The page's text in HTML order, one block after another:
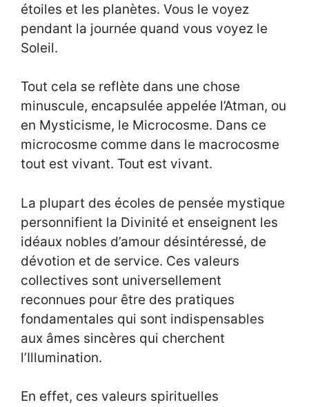
étoiles et les planètes. Vous le voyez
pendant la journée quand vous voyez le
Soleil.
Tout cela se reflète dans une chose
minuscule, encapsulée appelée l’Atman, ou
en Mysticisme, le Microcosme. Dans ce
microcosme comme dans le macrocosme
tout est vivant. Tout est vivant.
La plupart des écoles de pensée mystique
personnifient la Divinité et enseignent les
idéaux nobles d’amour désintéressé, de
dévotion et de service. Ces valeurs
collectives sont universellement
reconnues pour être des pratiques
fondamentales qui sont indispensables
aux âmes sincères qui cherchent
l’Illumination.
En effet, ces valeurs spirituelles